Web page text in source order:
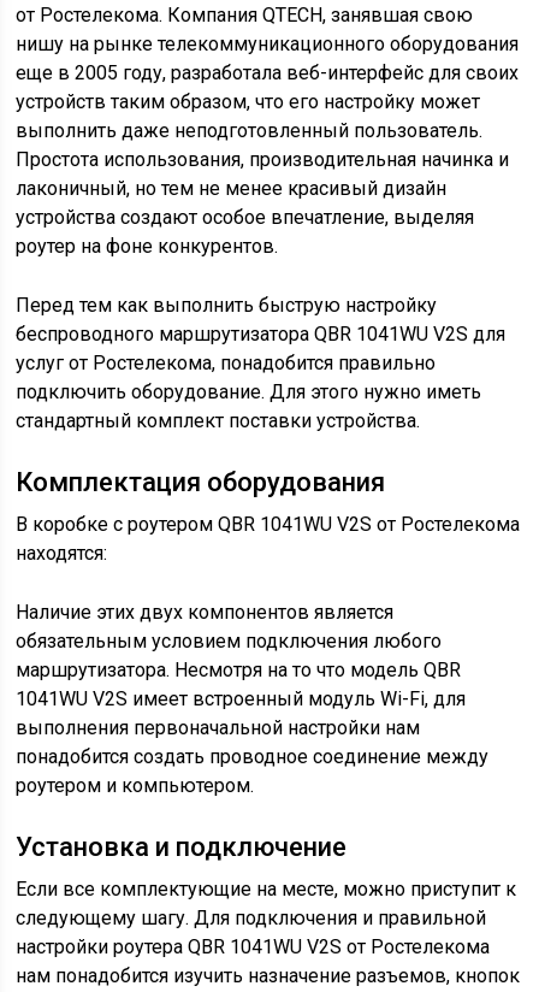
от Ростелекома. Компания QTECH, занявшая свою
нишу на рынке телекоммуникационного оборудования
еще в 2005 году, разработала веб-интерфейс для своих
устройств таким образом, что его настройку может
выполнить даже неподготовленный пользователь.
Простота использования, производительная начинка и
лаконичный, но тем не менее красивый дизайн
устройства создают особое впечатление, выделяя
роутер на фоне конкурентов.
Перед тем как выполнить быструю настройку
беспроводного маршрутизатора QBR 1041WU V2S для
услуг от Ростелекома, понадобится правильно
подключить оборудование. Для этого нужно иметь
стандартный комплект поставки устройства.
Комплектация оборудования
В коробке с роутером QBR 1041WU V2S от Ростелекома
находятся:
Наличие этих двух компонентов является
обязательным условием подключения любого
маршрутизатора. Несмотря на то что модель QBR
1041WU V2S имеет встроенный модуль Wi-Fi, для
выполнения первоначальной настройки нам
понадобится создать проводное соединение между
роутером и компьютером.
Установка и подключение
Если все комплектующие на месте, можно приступит к
следующему шагу. Для подключения и правильной
настройки роутера QBR 1041WU V2S от Ростелекома
нам понадобится изучить назначение разъемов, кнопок